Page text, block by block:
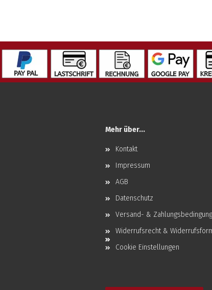
Mehr über...
Kontakt
Impressum
AGB
Datenschutz
Versand- &
Widerrufsrecht &
Cookie Einstellungen